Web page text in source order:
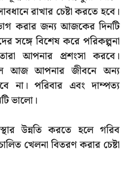
রাখার চেষ্টা করতে হবে।
করার জন্য আজকের দিনটি
সঙ্গে বিশেষ করে পরিকল্পনা
আপনার প্রশংসা করবে।
আজ আপনার জীবনে অন্য
না। পরিবার এবং দাম্পত্য
ভালো।
উন্নতি করতে হলে গরিব
খেলনা বিতরণ করার চেষ্টা